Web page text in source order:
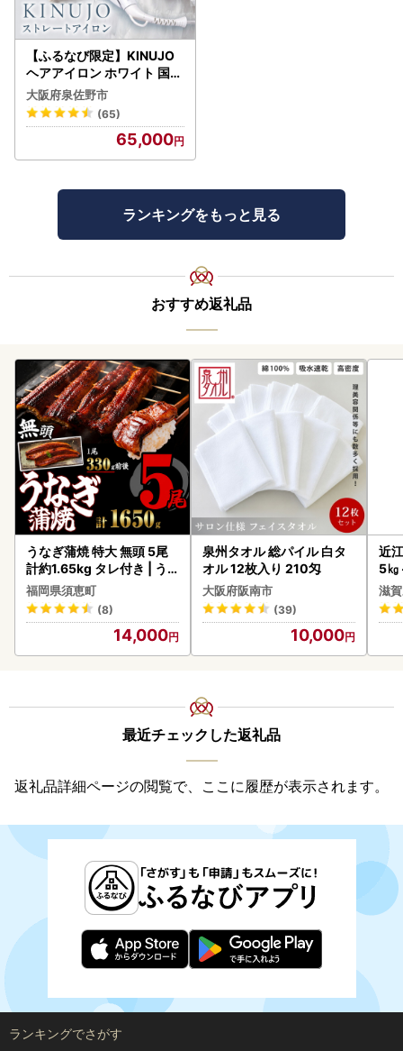
【ふるなび限定】KINUJO
ヘアアイロン ホワイト 国内
製造 FN-Limited-PR
大阪府泉佐野市
(65)
65,000
ランキングをもっと見る
おすすめ返礼品
うなぎ蒲焼 特大 無頭 5尾
計約1.65kg タレ付き | う
なぎ蒲焼
福岡県須恵町
(8)
14,000
泉州タオル 総パイル 白タ
オル 12枚入り 210匁
大阪府阪南市
(39)
10,000
近
5㎏
菜
滋
最近チェックした返礼品
返礼品詳細ページの閲覧で、ここに履歴が表示されます。
ランキングでさがす